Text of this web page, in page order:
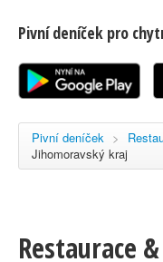
Registrace
Pivní deníček pro
Pivní deníček >
Jihomoravský kraj
Restaurace